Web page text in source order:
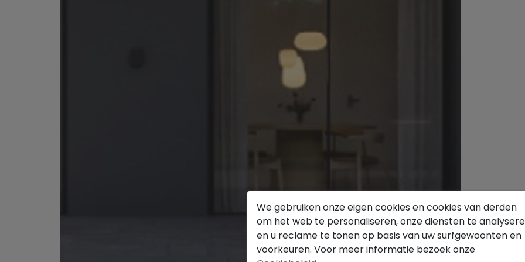
We gebruiken onze eigen cookies en cookies van derden
om het web te personaliseren, onze diensten te
en u reclame te tonen op basis van uw surfgewoonten en
voorkeuren. Voor meer informatie bezoek onze